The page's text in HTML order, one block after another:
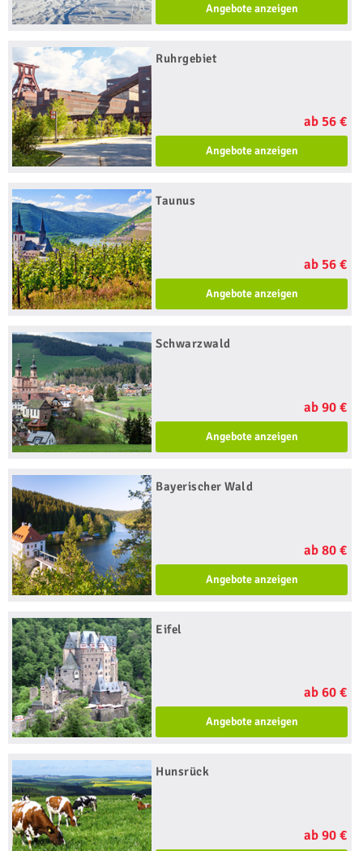
Angebote anzeigen
Ruhrgebiet
ab 56 €
Angebote anzeigen
Taunus
ab 56 €
Angebote anzeigen
Schwarzwald
ab 90 €
Angebote anzeigen
Bayerischer Wald
ab 80 €
Angebote anzeigen
Eifel
ab 60 €
Angebote anzeigen
Hunsrück
ab 90 €